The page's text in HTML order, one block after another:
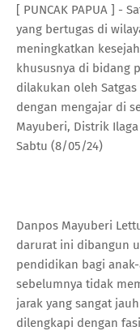
[ PUNCAK PAPUA ] -
yang bertugas di
meningkatkan
khususnya di bidang
dilakukan oleh
dengan mengajar di
Mayuberi, Distrik
Sabtu (8/05/24)
Danpos Mayuberi
darurat ini dibangun
pendidikan bagi
sebelumnya tidak
jarak yang sangat
dilengkapi dengan